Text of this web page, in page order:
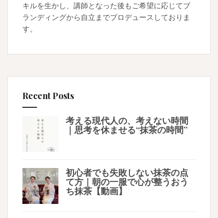
キルを生かし、講師となった後もご希望に応じてブ
ランディングから自立までプロデュースしておりま
す。
Recent Posts
考える現代人の、考えない時間
｜思考を休ませる“抹茶の時間”
初心者でも失敗しない抹茶の点
て方｜朝の一服で心が整うおう
ち抹茶【動画】